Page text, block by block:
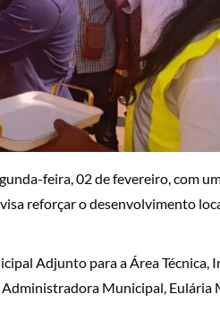
feira, 02 de fevereiro, com
reforçar o desenvolvimento
Adjunto para a Área Técnica,
Municipal, Eulária